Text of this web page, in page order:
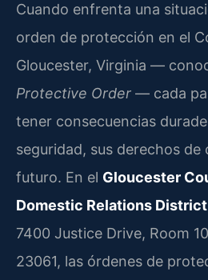
Cuando enfrenta una
orden de protección en el
Gloucester, Virginia —
Protective Order — cada
tener consecuencias
seguridad, sus derechos de
futuro. En el Gloucester
Domestic Relations
7400 Justice Drive, Room
23061, las órdenes de